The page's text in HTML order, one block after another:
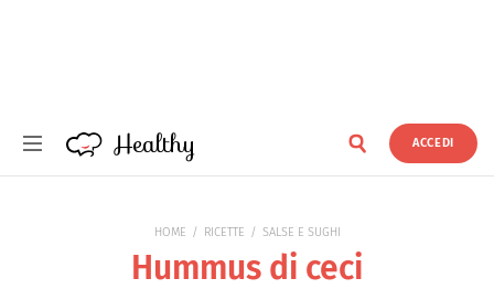
Healthy
Healthy ACCEDI
HOME RICETTE SALSE E SUGHI
Hummus di ceci